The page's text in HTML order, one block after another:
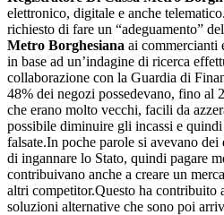
elettronico, digitale e anche
richiesto di fare un “adeguamento” del
Metro Borghesiana ai commercianti
in base ad un’indagine di ricerca
collaborazione con la Guardia di
48% dei negozi possedevano, fino al
che erano molto vecchi, facili da
possibile diminuire gli incassi e
falsate.In poche parole si avevano
di ingannare lo Stato, quindi pagare
contribuivano anche a creare un
altri competitor.Questo ha contribuito
soluzioni alternative che sono poi